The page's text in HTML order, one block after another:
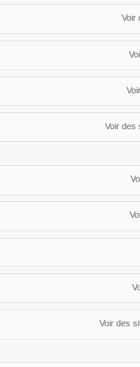
Voir
Voir des
Voir des